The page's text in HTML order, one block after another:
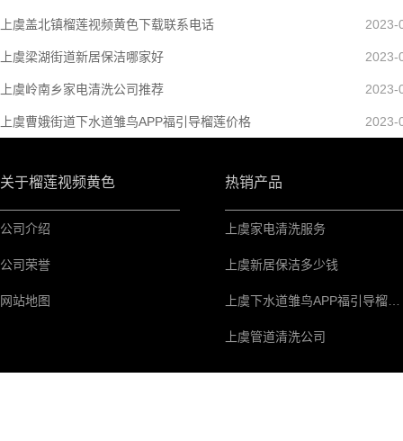
上虞盖北镇榴莲视频黄色下载联系电话 2023-
上虞梁湖街道新居保洁哪家好 2023-
上虞岭南乡家电清洗公司推荐 2023-
上虞曹娥街道下水道雏鸟APP福引导榴莲价格 2023-
关于榴莲视频黄色
公司介绍
公司荣誉
网站地图
热销产品
上虞家电清洗服务
上虞新居保洁多少钱
上虞管道清洗公司